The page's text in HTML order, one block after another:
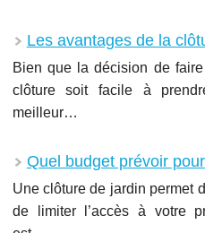
Les avantages de la
Bien que la décision de
clôture soit facile à
meilleur…
Quel budget prévoir
Une clôture de jardin permet
de limiter l’accès à votre